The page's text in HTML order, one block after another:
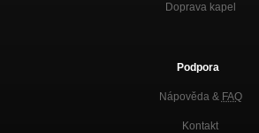
Doprava kapel
Podpora
Nápověda & FAQ
Kontakt